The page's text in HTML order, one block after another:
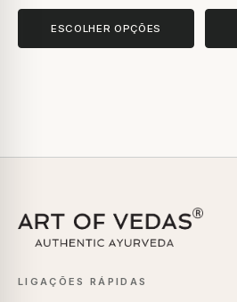
ESCOLHER OPÇÕES
LIGAÇÕES RÁPIDAS